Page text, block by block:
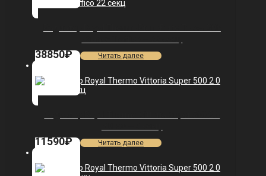
38850₽ Читать далее
11590₽ Читать далее